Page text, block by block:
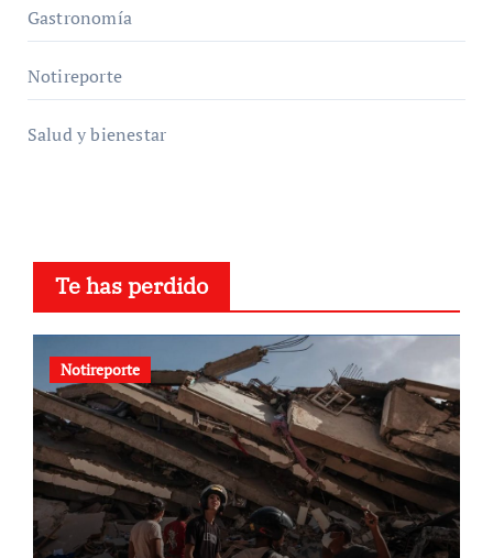
Gastronomía
Notireporte
Salud y bienestar
Te has perdido
Notireporte